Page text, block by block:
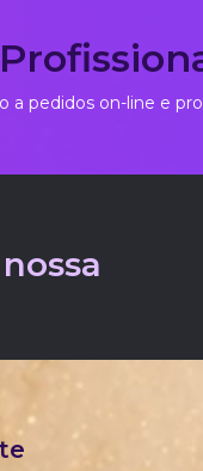
a pedidos on-line e